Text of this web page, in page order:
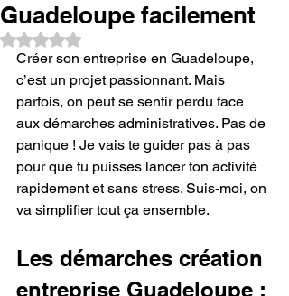
Guadeloupe facilement
Noté NaN étoiles sur 5.
Créer son entreprise en Guadeloupe,
c’est un projet passionnant. Mais
parfois, on peut se sentir perdu face
aux démarches administratives. Pas de
panique ! Je vais te guider pas à pas
pour que tu puisses lancer ton activité
rapidement et sans stress. Suis-moi, on
va simplifier tout ça ensemble.
Les démarches création
entreprise Guadeloupe :